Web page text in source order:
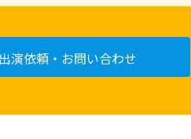
出演依頼・お問い合わせ